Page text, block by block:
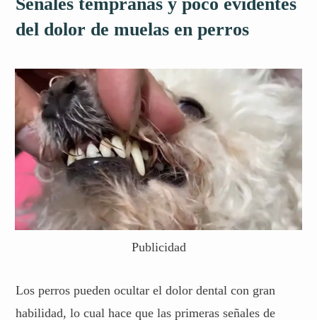
del dolor de muelas en perros
Publicidad
Los perros pueden ocultar el dolor dental con gran
habilidad, lo cual hace que las primeras señales de